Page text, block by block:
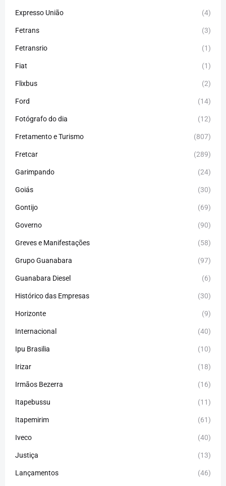
Expresso União (4)
Fetrans (3)
Fetransrio (1)
Fiat (1)
Flixbus (2)
Ford (14)
Fotógrafo do dia (12)
Fretamento e Turismo (807)
Fretcar (289)
Garimpando (24)
Goiás (30)
Gontijo (69)
Governo (90)
Greves e Manifestações (58)
Grupo Guanabara (97)
Guanabara Diesel (6)
Histórico das Empresas (30)
Horizonte (9)
Internacional (40)
Ipu Brasilia (10)
Irizar (18)
Irmãos Bezerra (16)
Itapebussu (11)
Itapemirim (61)
Iveco (40)
Justiça (13)
Lançamentos (46)